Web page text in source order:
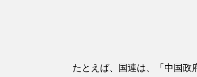
たとえば、国連は、「中国政